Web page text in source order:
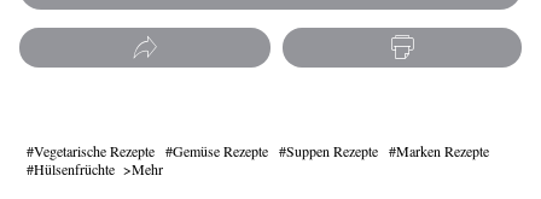
Vegetarische Rezepte Gemüse Rezepte Suppen Rezepte
Marken Rezepte
Hülsenfrüchte
Mehr